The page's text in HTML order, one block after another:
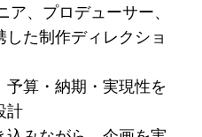
ア、プロデューサー、
た制作ディレクショ
予算・納期・実現性を
計